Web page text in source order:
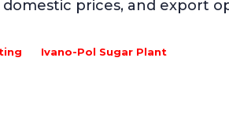
prices, and export
Ivano-Pol Sugar Plant